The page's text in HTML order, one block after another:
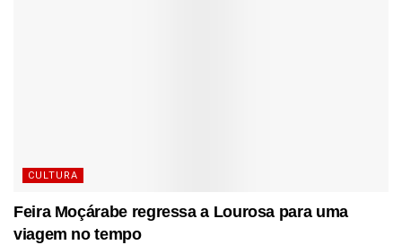
CULTURA
Feira Moçárabe regressa a Lourosa para uma
viagem no tempo